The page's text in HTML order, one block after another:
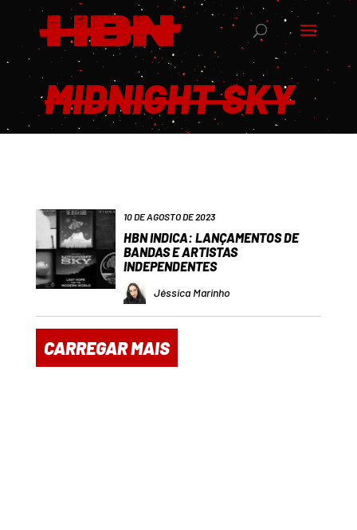
MIDNIGHT SKY
10 DE AGOSTO DE 2023
HBN INDICA: LANÇAMENTOS DE
BANDAS E ARTISTAS
INDEPENDENTES
Jéssica Marinho
CARREGAR MAIS